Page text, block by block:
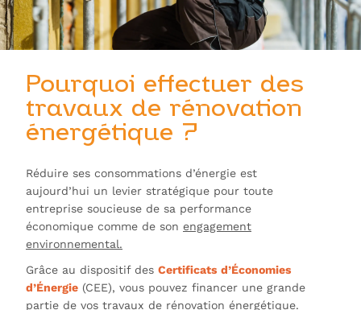
Pourquoi effectuer des
travaux de rénovation
énergétique ?
Réduire ses consommations d’énergie est
aujourd’hui un levier stratégique pour toute
entreprise soucieuse de sa performance
économique comme de son engagement
environnemental.
Grâce au dispositif des Certificats d’Économies
d’Énergie (CEE), vous pouvez financer une grande
partie de vos travaux de rénovation énergétique.